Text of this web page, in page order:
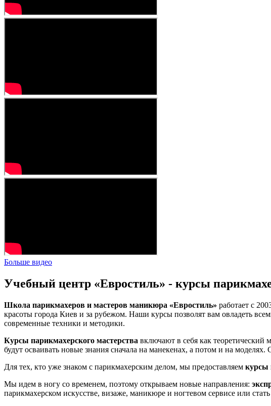
Больше видео
Учебный центр «Евростиль» - курсы
Школа парикмахеров и мастеров маникюра «Евростиль» работает с
красоты города Киев и за рубежом. Наши курсы позволят вам овладеть
современные техники и методики.
Курсы парикмахерского мастерства включают в себя как теоретический
будут осваивать новые знания сначала на манекенах, а потом и на
Для тех, кто уже знаком с парикмахерским делом, мы предоставляем курсы
Мы идем в ногу со временем, поэтому открываем новые направления:
парикмахерском искусстве, визаже, маникюре и ногтевом сервисе или